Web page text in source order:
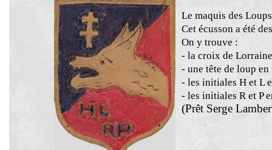
Le maquis des
Cet écusson a été
On y trouve :
- la croix de
- une tête de loup
- les initiales H et L
- les initiales R et P
(Prêt Serge